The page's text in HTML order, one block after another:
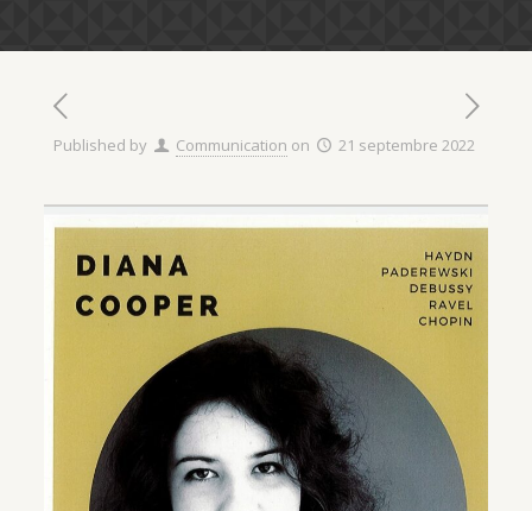
Published by Communication on 21 septembre 2022